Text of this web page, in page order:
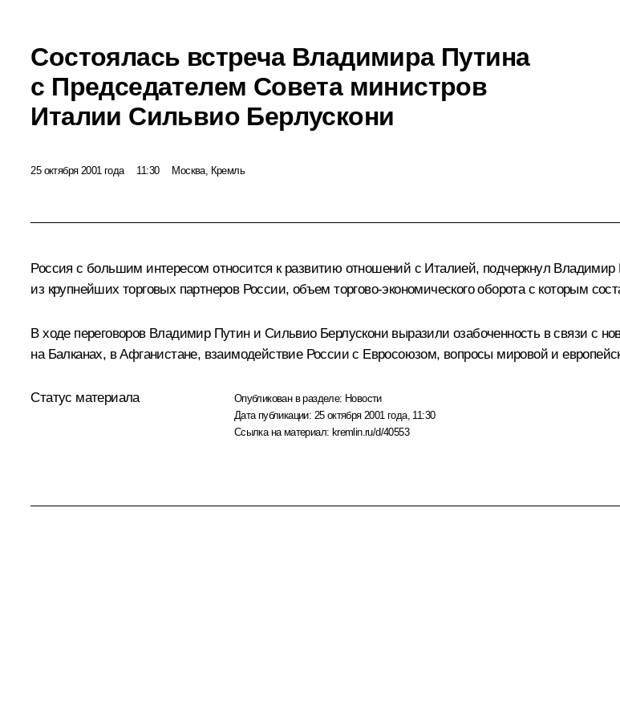
Состоялась встреча Владимира Путина
с Председателем Совета министров
Италии Сильвио Берлускони
25 октября 2001 года 11:30 Москва, Кремль
Россия с большим интересом относится к развитию отношений с Италией, подчеркнул
из крупнейших торговых партнеров России, объем торгово-экономического оборота с которым
В ходе переговоров Владимир Путин и Сильвио Берлускони выразили озабоченность в связи с
на Балканах, в Афганистане, взаимодействие России с Евросоюзом, вопросы мировой и
Статус материала Опубликован в разделе: Новости
Дата публикации: 25 октября 2001 года, 11:30
Ссылка на материал: kremlin.ru/d/40553